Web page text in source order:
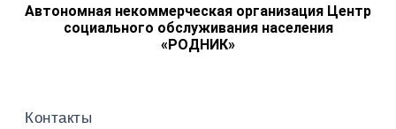
Автономная некоммерческая организация Центр
социального обслуживания населения
«РОДНИК»
Контакты